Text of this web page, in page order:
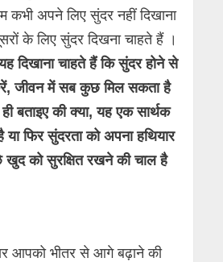
कभी अपने लिए सुंदर नहीं दिखाना
के लिए सुंदर दिखना चाहते हैं ।
दिखाना चाहते हैं कि सुंदर होने से
जीवन में सब कुछ मिल सकता है
बताइए की क्या, यह एक सार्थक
या फिर सुंदरता को अपना हथियार
को सुरक्षित रखने की चाल है
आपको भीतर से आगे बढ़ाने की